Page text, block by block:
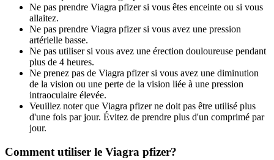
Ne pas prendre Viagra pfizer si vous êtes enceinte ou si vous
allaitez.
Ne pas prendre Viagra pfizer si vous avez une pression
artérielle basse.
Ne pas utiliser si vous avez une érection douloureuse pendant
plus de 4 heures.
Ne prenez pas de Viagra pfizer si vous avez une diminution
de la vision ou une perte de la vision liée à une pression
intraoculaire élevée.
Veuillez noter que Viagra pfizer ne doit pas être utilisé plus
d'une fois par jour. Évitez de prendre plus d'un comprimé par
jour.
Comment utiliser le Viagra pfizer?